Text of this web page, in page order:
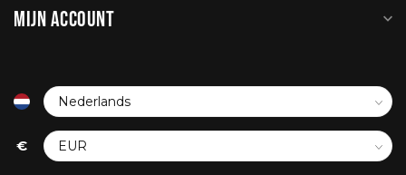
MIJN ACCOUNT
€